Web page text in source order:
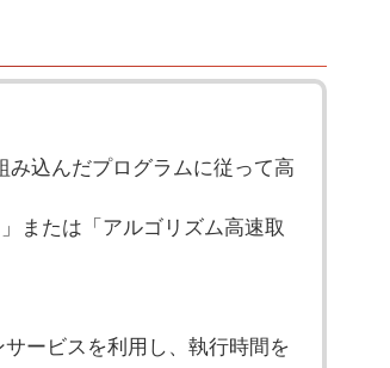
み込んだプログラムに従って高
または「アルゴリズム高速取
ービスを利用し、執行時間を